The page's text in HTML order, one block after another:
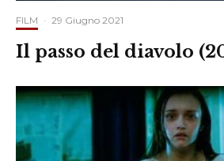
FILM · 29 Giugno 2021
Il passo del diavolo